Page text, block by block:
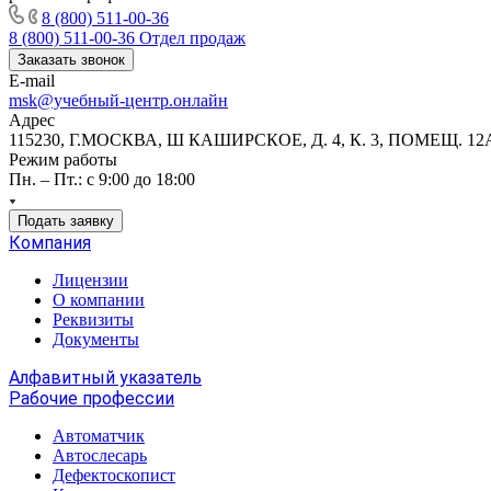
8 (800) 511-00-36
8 (800) 511-00-36 Отдел продаж
Заказать звонок
E-mail
msk@учебный-центр.онлайн
Адрес
115230, Г.МОСКВА, Ш КАШИРСКОЕ, Д. 4, К. 3, ПОМЕЩ.
Режим работы
Пн. – Пт.: с 9:00 до 18:00
Подать заявку
Компания
Лицензии
О компании
Реквизиты
Документы
Алфавитный указатель
Рабочие профессии
Автоматчик
Автослесарь
Дефектоскопист